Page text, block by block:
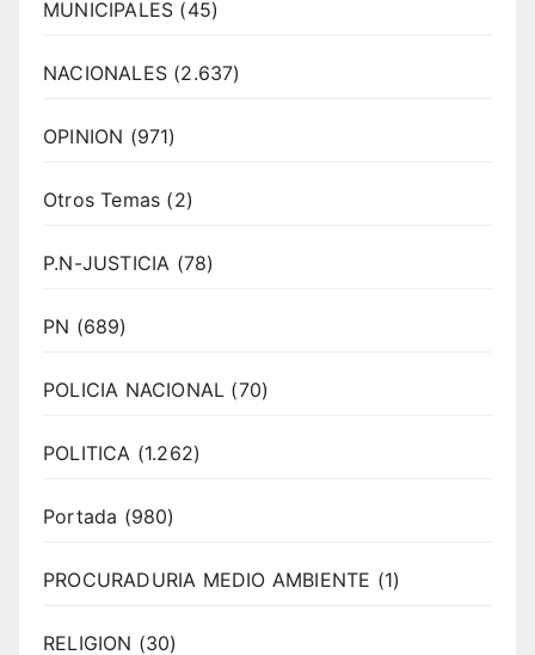
MUNICIPALES (45)
NACIONALES (2.637)
OPINION (971)
Otros Temas (2)
P.N-JUSTICIA (78)
PN (689)
POLICIA NACIONAL (70)
POLITICA (1.262)
Portada (980)
PROCURADURIA MEDIO AMBIENTE (1)
RELIGION (30)